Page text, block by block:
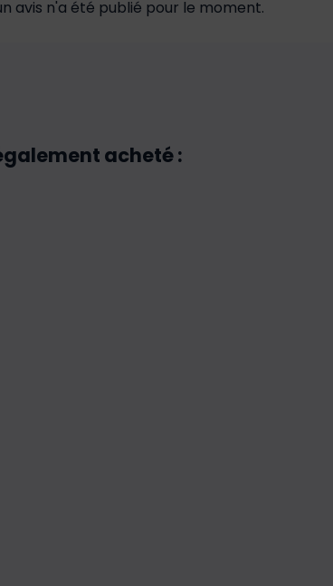
avis n'a été publié pour le moment.
acheté :